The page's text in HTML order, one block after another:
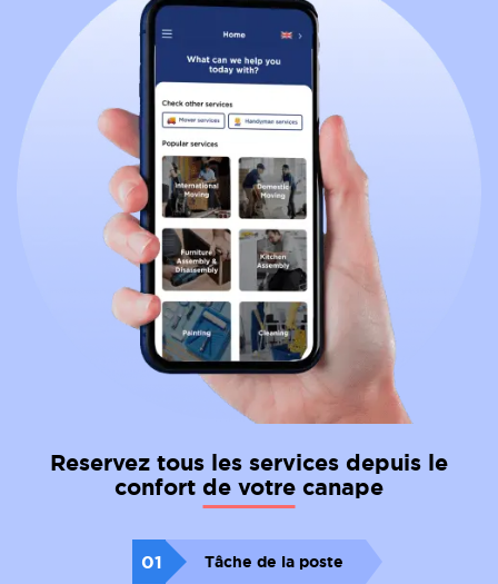
Reservez tous les services depuis le
confort de votre canape
01 Tâche de la poste